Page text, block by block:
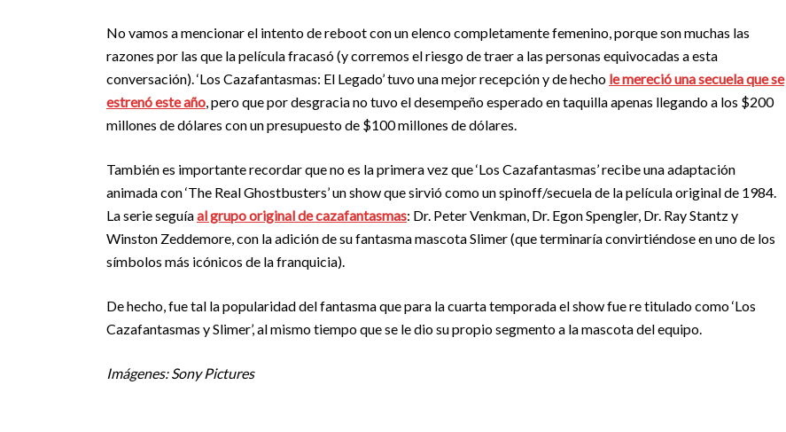
No vamos a mencionar el intento de reboot con un elenco completamente femenino, porque son muchas las
razones por las que la película fracasó (y corremos el riesgo de traer a las personas equivocadas a esta
conversación). ‘Los Cazafantasmas: El Legado’ tuvo una mejor recepción y de hecho le mereció una secuela que se
estrenó este año, pero que por desgracia no tuvo el desempeño esperado en taquilla apenas llegando a los $200
millones de dólares con un presupuesto de $100 millones de dólares.
También es importante recordar que no es la primera vez que ‘Los Cazafantasmas’ recibe una adaptación
animada con ‘The Real Ghostbusters’ un show que sirvió como un spinoff/secuela de la película original de 1984.
La serie seguíaal grupo original de cazafantasmas: Dr. Peter Venkman, Dr. Egon Spengler, Dr. Ray Stantz y
Winston Zeddemore, con la adición de su fantasma mascota Slimer (que terminaría convirtiéndose en uno de los
símbolos más icónicos de la franquicia).
De hecho, fue tal la popularidad del fantasma que para la cuarta temporada el show fue re titulado como ‘Los
Cazafantasmas y Slimer’, al mismo tiempo que se le dio su propio segmento a la mascota del equipo.
Imágenes: Sony Pictures